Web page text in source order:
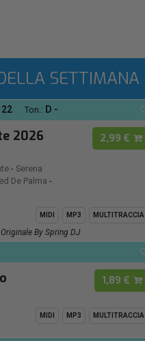
SETTIMANA
Ton.: D -
2026
- Serena
De Palma -
2,99 €
MIDI MP3 MULTITRACCIA
By Spring DJ
1,89 €
MIDI MP3 MULTITRACCIA